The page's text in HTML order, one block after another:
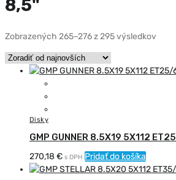
8,5"
Zobrazených 265–276 z 295 výsledkov
Disky
GMP GUNNER 8.5X19 5X112
270,18 € s DPH Pridať do košíka